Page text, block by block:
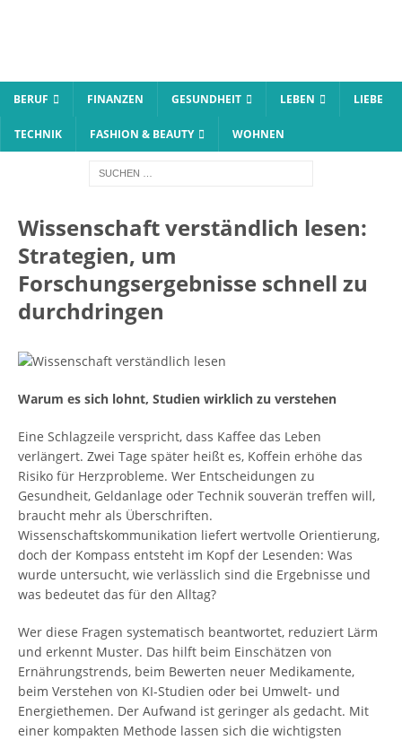
BERUF FINANZEN GESUNDHEIT LEBEN LIEBE
TECHNIK FASHION & BEAUTY WOHNEN
Wissenschaft verständlich lesen:
Strategien, um
Forschungsergebnisse schnell zu
durchdringen
Warum es sich lohnt, Studien wirklich zu verstehen
Eine Schlagzeile verspricht, dass Kaffee das Leben
verlängert. Zwei Tage später heißt es, Koffein erhöhe das
Risiko für Herzprobleme. Wer Entscheidungen zu
Gesundheit, Geldanlage oder Technik souverän treffen will,
braucht mehr als Überschriften.
Wissenschaftskommunikation liefert wertvolle Orientierung,
doch der Kompass entsteht im Kopf der Lesenden: Was
wurde untersucht, wie verlässlich sind die Ergebnisse und
was bedeutet das für den Alltag?
Wer diese Fragen systematisch beantwortet, reduziert Lärm
und erkennt Muster. Das hilft beim Einschätzen von
Ernährungstrends, beim Bewerten neuer Medikamente,
beim Verstehen von KI-Studien oder bei Umwelt- und
Energiethemen. Der Aufwand ist geringer als gedacht. Mit
einer kompakten Methode lassen sich die wichtigsten